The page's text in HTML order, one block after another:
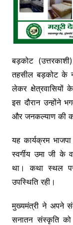
बड़कोट
तहसील बड़कोट के
लेकर क्षेत्रवासियों
इस दौरान उन्होंने
और जनकल्याण की
यह कार्यक्रम भाजपा
स्वर्गीय उमा जी के
था। कथा स्थल
उपस्थिति रही।
मुख्यमंत्री ने अपने
सनातन संस्कृति को